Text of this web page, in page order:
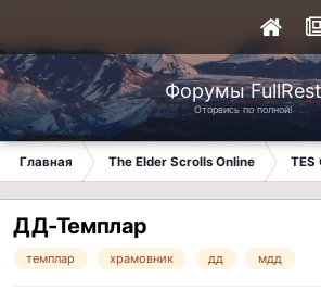
Форумы FullRest
Оторвись по полной!
Главная The Elder Scrolls Online TES
ДД-Темплар
темплар храмовник дд мдд